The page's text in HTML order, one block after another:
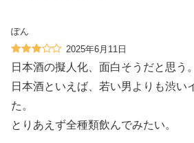
ぽん
2025年6月11日
日本酒の擬人化、面白そうだと思う。
日本酒といえば、若い男よりも渋い
た。
とりあえず全種類飲んでみたい。